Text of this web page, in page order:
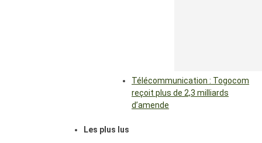
Télécommunication : Togocom
reçoit plus de 2,3 milliards
d’amende
Les plus lus